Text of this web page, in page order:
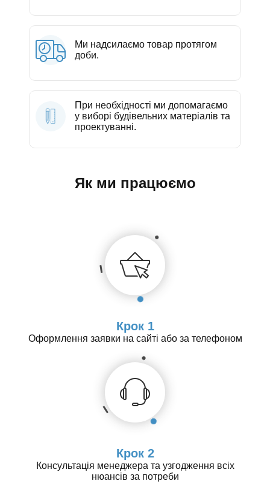
Ми надсилаємо товар протягом
доби.
При необхідності ми допомагаємо
у виборі будівельних матеріалів та
проектуванні.
Як ми працюємо
Крок 1
Оформлення заявки на сайті або за телефоном
Крок 2
Консультація менеджера та узгодження всіх
нюансів за потреби